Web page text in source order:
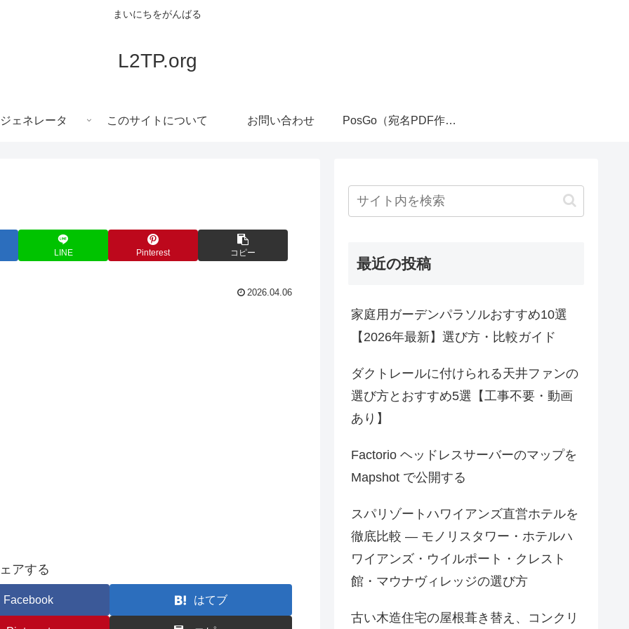
まいにちをがんばる
L2TP.org
ジェネレータ このサイトについて お問い合わせ PosGo（宛名PDF作成ツール）
LINE Pinterest コピー
2026.04.06
アする
Facebook はてブ
最近の投稿
家庭用ガーデンパラソルおすすめ10選
【2026年最新】選び方・比較ガイド
ダクトレールに付けられる天井ファンの
選び方とおすすめ5選【工事不要・動画
あり】
Factorio ヘッドレスサーバーのマップを
Mapshot で公開する
スパリゾートハワイアンズ直営ホテルを
徹底比較 — モノリスタワー・ホテルハ
ワイアンズ・ウイルポート・クレスト
館・マウナヴィレッジの選び方
古い木造住宅の屋根葺き替え、コンクリ